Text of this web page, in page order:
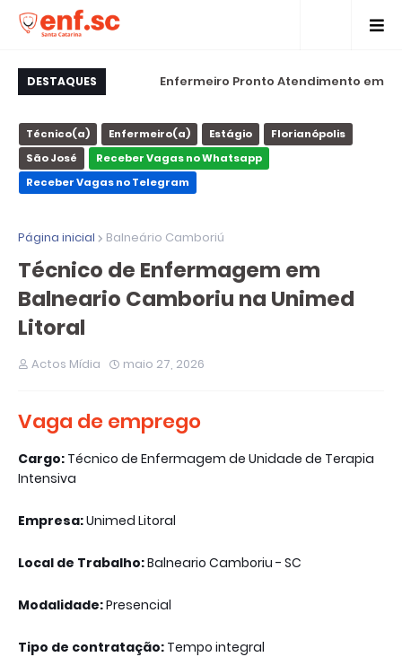
DESTAQUES
Enfermeiro Pronto Atendimento em
em
Técnico(a) Enfermeiro(a) Estágio
Florianópolis
São José
Receber Vagas no Whatsapp
Receber Vagas no Telegram
Página inicial Balneário Camboriú
Técnico de Enfermagem em
Balneario Camboriu na Unimed
Litoral
Actos Mídia maio 27, 2026
Vaga de emprego
Cargo: Técnico de Enfermagem de Unidade de Terapia
Intensiva
Empresa:Unimed Litoral
Local de Trabalho:Balneario Camboriu - SC
Modalidade:Presencial
Tipo de contratação: Tempo integral